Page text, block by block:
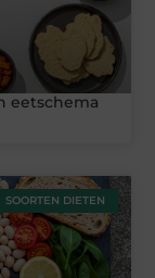
eetschema
SOORTEN DIETEN